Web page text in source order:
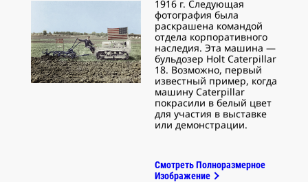
1916 г. Следующая
фотография была
раскрашена командой
отдела корпоративного
наследия. Эта машина —
бульдозер Holt Caterpillar
18. Возможно, первый
известный пример, когда
машину Caterpillar
покрасили в белый цвет
для участия в выставке
или демонстрации.
Смотреть Полноразмерное
Изображение